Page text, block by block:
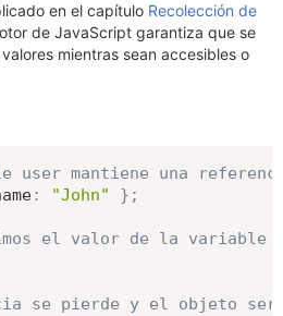
en el capítulo Recolección de
de JavaScript garantiza que se
mientras sean accesibles o
mantiene una
: "John" } ;
el valor de la variable
se pierde y el objeto será